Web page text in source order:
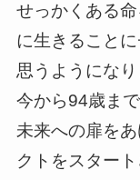
せっかくある
に生きること
思うようになり
今から94歳ま
未来への扉を
クトをスタート